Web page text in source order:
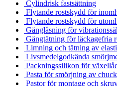
Cylindrisk fastsättning
Flytande rostskydd för
Flytande rostskydd för
Gänglåsning för
Gängtätning för läckagefria
Limning och tätning av
Livsmedelgodkända
Packningssilikon för
Pasta för smörjning av
Pastor för montage och